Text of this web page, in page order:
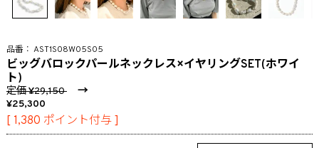
AST1S08W05S05
ビッグバロックパールネックレス×イヤリングSET(ホワイ
ト)
定価 29,150→
25,300
[ 1,380 ポイント付与 ]